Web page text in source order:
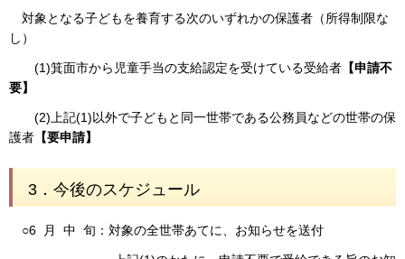
対象となる子どもを養育する次のいずれかの保護者（所得制限な
し）
(1)箕面市から児童手当の支給認定を受けている受給者 【申請不
要】
(2)上記(1)以外で子どもと同一世帯である公務員などの世帯の保
護者 【要申請】
3．今後のスケジュール
○6 月 中 旬：対象の全世帯あてに、お知らせを送付